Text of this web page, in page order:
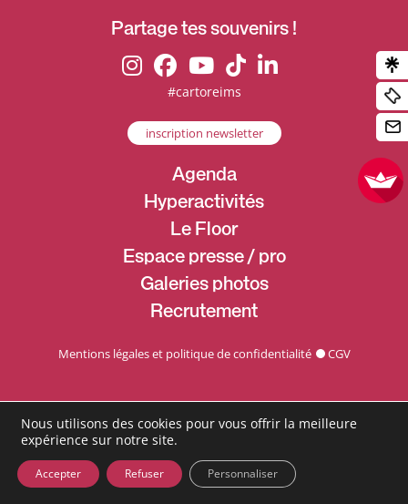
Partage tes souvenirs !
#cartoreims
inscription newsletter
Agenda
Hyperactivités
Le Floor
Espace presse / pro
Galeries photos
Recrutement
Mentions légales et politique de confidentialité CGV
Nous utilisons des cookies pour vous offrir la meilleure
expérience sur notre site.
Accepter Refuser Personnaliser